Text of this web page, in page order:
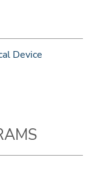
Device